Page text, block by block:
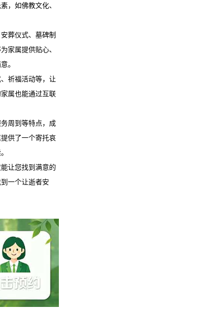
，如佛教文化、
葬仪式、墓碑制
家属提供贴心、
。
祈福活动等，让
属也能通过互联
周到等特点，成
供了一个寄托哀
让您找到满意的
一个让逝者安